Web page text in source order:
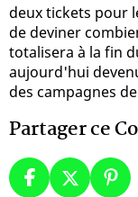
deux tickets pour
de deviner
totalisera à la fin
aujourd'hui
des campagnes
Partager ce